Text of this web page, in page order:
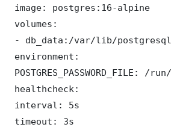
image: postgres:16-alpine
volumes:
- db_data:/var/lib/
environment:
POSTGRES_PASSWORD_FILE: /
healthcheck:
interval: 5s
timeout: 3s